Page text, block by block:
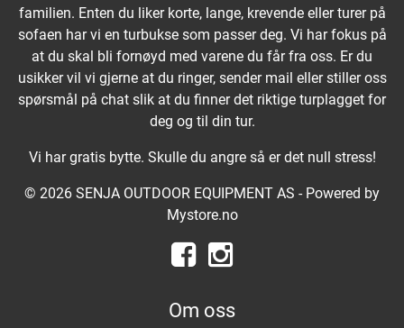
familien. Enten du liker korte, lange, krevende eller turer på
sofaen har vi en turbukse som passer deg. Vi har fokus på
at du skal bli fornøyd med varene du får fra oss. Er du
usikker vil vi gjerne at du ringer, sender mail eller stiller oss
spørsmål på chat slik at du finner det riktige turplagget for
deg og til din tur.
Vi har gratis bytte. Skulle du angre så er det null stress!
© 2026 SENJA OUTDOOR EQUIPMENT AS - Powered by
Mystore.no
Om oss